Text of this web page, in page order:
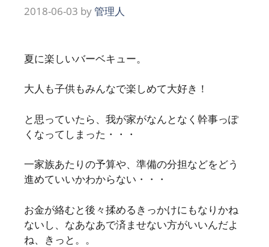
2018-06-03 by管理人
夏に楽しいバーベキュー。
大人も子供もみんなで楽しめて大好き！
と思っていたら、我が家がなんとなく幹事っぽ
くなってしまった・・・
一家族あたりの予算や、準備の分担などをどう
進めていいかわからない・・・
お金が絡むと後々揉めるきっかけにもなりかね
ないし、なあなあで済ませない方がいいんだよ
ね、きっと。。